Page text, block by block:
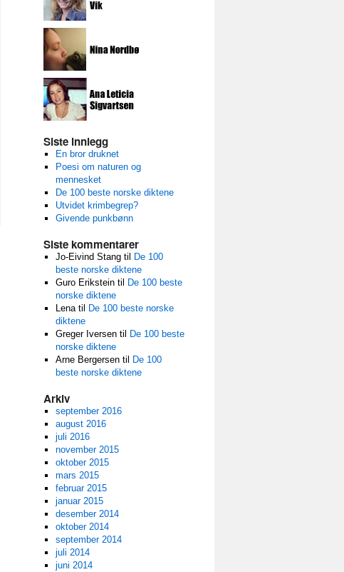
Siste innlegg
En bror druknet
Poesi om naturen og
mennesket
De 100 beste norske diktene
Utvidet krimbegrep?
Givende punkbønn
Siste kommentarer
Jo-Eivind Stangtil
De 100
beste norske diktene
Guro Eriksteintil
De 100 beste
norske diktene
Lenatil
De 100 beste norske
diktene
Greger Iversentil
De 100 beste
norske diktene
Arne Bergersentil
De 100
beste norske diktene
Arkiv
september 2016
august 2016
juli 2016
november 2015
oktober 2015
mars 2015
februar 2015
januar 2015
desember 2014
oktober 2014
september 2014
juli 2014
juni 2014